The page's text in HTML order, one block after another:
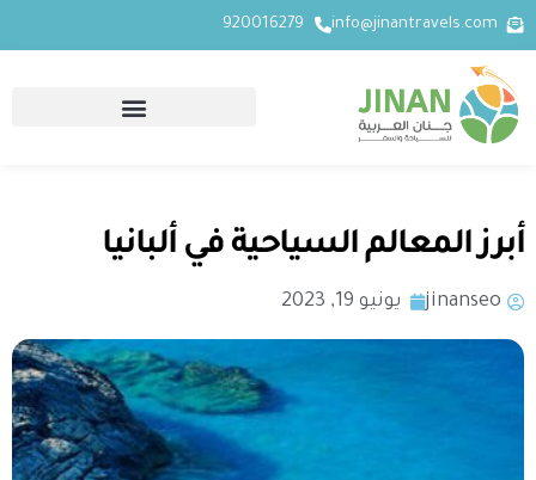
info@jinantravels.com
920016279
أبرز المعالم السياحية في ألبانيا
jinanseo يونيو 19, 2023